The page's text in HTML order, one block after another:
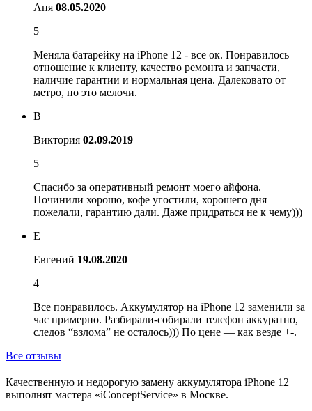
Аня 08.05.2020
5
Меняла батарейку на iPhone 12 - все ок. Понравилось
отношение к клиенту, качество ремонта и запчасти,
наличие гарантии и нормальная цена. Далековато от
метро, но это мелочи.
В
Виктория 02.09.2019
5
Спасибо за оперативный ремонт моего айфона.
Починили хорошо, кофе угостили, хорошего дня
пожелали, гарантию дали. Даже придраться не к чему)))
Е
Евгений 19.08.2020
4
Все понравилось. Аккумулятор на iPhone 12 заменили за
час примерно. Разбирали-собирали телефон аккуратно,
следов “взлома” не осталось))) По цене — как везде +-.
Все отзывы
Качественную и недорогую замену аккумулятора iPhone 12
выполнят мастера «iConceptService» в Москве.